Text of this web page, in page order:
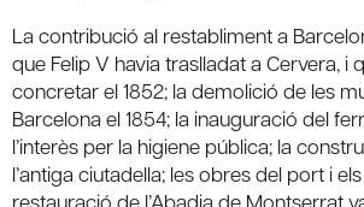
La contribució al restabliment a
que Felip V havia traslladat a Cervera, i
concretar el 1852; la demolició de les
Barcelona el 1854; la inauguració del
l’interès per la higiene pública; la
l’antiga ciutadella; les obres del port i
restauració de l’Abadia de Montserrat